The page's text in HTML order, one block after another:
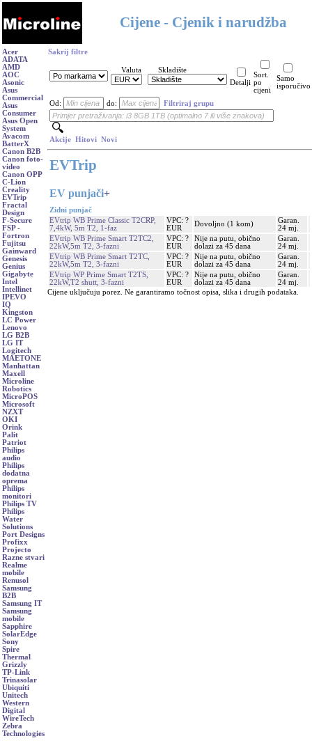
Cijene - Cjenik i narudžba
Acer
ADATA
AMD
AOC
Asonic
Asus
Commercial
Asus
Consumer
Asus Open
System
Avacom
BatterX
Canon B2B
Canon foto-
video
Canon OPP
C-Lion
Creality
EVTrip
Fractal
Design
F-Secure
FSP -
Fortron
Fujitsu
Gainward
Genesis
Genius
Gigabyte
Intel
Intellinet
IPEVO
IQ
Kingston
LC Power
Lenovo
LG B2B
LG IT
Logitech
MAETONE
Manhattan
Maxell
Microline
Robotics
MicroPOS
Microsoft
NZXT
OKI
Orink
Palit
Patriot
Philips
audio
Philips
dodatna
oprema
Philips
monitori
Philips TV
Philips
Water
Solutions
Port Designs
Profixx
Projecto
Razne stvari
Realme
mobile
Renusol
Samsung
B2B
Samsung IT
Samsung
mobile
Sapphire
SolarEdge
Sony
Spire
Thermal
Grizzly
TP-Link
Trinasolar
Ubiquiti
Unitech
Western
Digital
WireTech
Zebra
Technologies
Sakrij filtre
Valuta
Skladište
Detalji
Sort.
po
cijeni
Samo
isporučivo
Od: do: Filtriraj grupu
Akcije Hitovi Novi
EVTrip
EV punjači+
Zidni punjač
EVtrip WB Prime Classic T2CRP,
7,4kW, 5m T2, 1-faz
VPC: ?
EUR
Dovoljno (1 kom)
Garan.
24 mj.
EVtrip WB Prime Smart T2TC2,
22kW,5m T2, 3-fazni
VPC: ?
EUR
Nije na putu, obično
dolazi za 45 dana
Garan.
24 mj.
EVtrip WB Prime Smart T2TC,
22kW,5m T2, 3-fazni
VPC: ?
EUR
Nije na putu, obično
dolazi za 45 dana
Garan.
24 mj.
EVtrip WP Prime Smart T2TS,
22kW,T2 shutt, 3-fazni
VPC: ?
EUR
Nije na putu, obično
dolazi za 45 dana
Garan.
24 mj.
Cijene uključuju porez. Ne garantiramo točnost opisa, slika i drugih podataka.